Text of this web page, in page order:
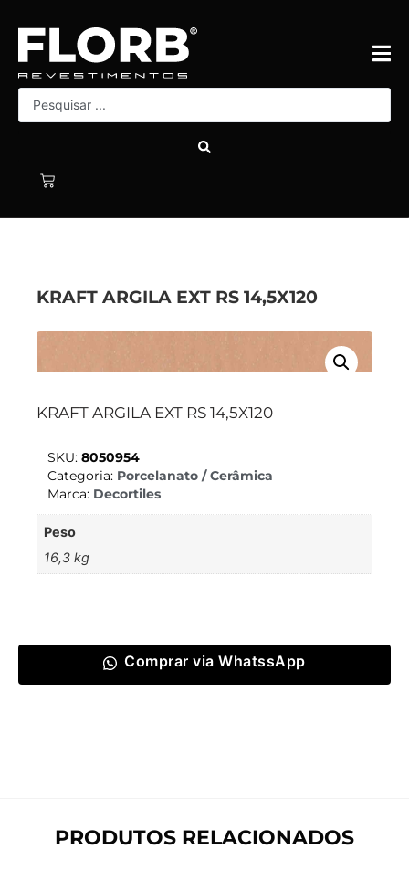
KRAFT ARGILA EXT RS 14,5X120
KRAFT ARGILA EXT RS 14,5X120
SKU: 8050954
Categoria: Porcelanato / Cerâmica
Marca: Decortiles
Peso
16,3 kg
Comprar via WhatssApp
PRODUTOS RELACIONADOS